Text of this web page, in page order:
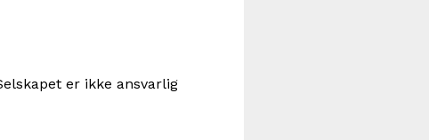
er ikke ansvarlig